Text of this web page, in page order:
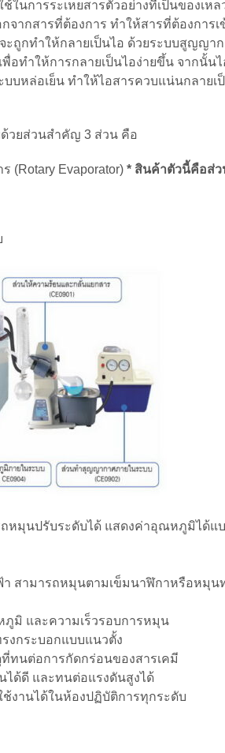
ในการระเหยสารตัวอย่างที่เป็นของเห
จากสารที่ต้องการ ทำให้สารที่ต้องการ
ะถูกทำให้กลายเป็นไอ ด้วยระบบสูญญา
อทำให้การกลายเป็นไอง่ายขึ้น จากนั้น
บบหล่อเย็น ทำให้ไอสารควบแน่นกลายเ
วยส่วนสำคัญ 3 ส่วน คือ
(Rotary Evaporator) * สินค้าตัวนี้คือส่
มุนปรับระดับได้ แสดงค่าอุณหภูมิได้แ
สามารถหมุนตามเข็มนาฬิกาหรือหมุน
มิ และความเร็วรอบการหมุน
งกระบอกแบบแนวตั้ง
ทนต่อการกัดกร่อนของสารเคมี
ได้ดี และทนต่อแรงดันสูงได้
งานได้ในห้องปฏิบัติการทุกระดับ